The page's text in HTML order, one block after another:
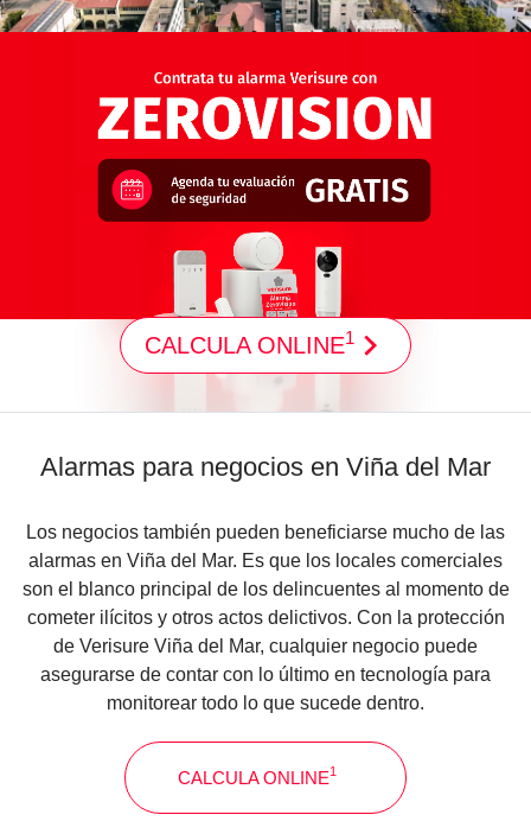
CALCULA ONLINE1
Alarmas para negocios en Viña del Mar
Los negocios también pueden beneficiarse mucho de las
alarmas en Viña del Mar. Es que los locales comerciales
son el blanco principal de los delincuentes al momento de
cometer ilícitos y otros actos delictivos. Con la protección
de Verisure Viña del Mar, cualquier negocio puede
asegurarse de contar con lo último en tecnología para
monitorear todo lo que sucede dentro.
CALCULA ONLINE1